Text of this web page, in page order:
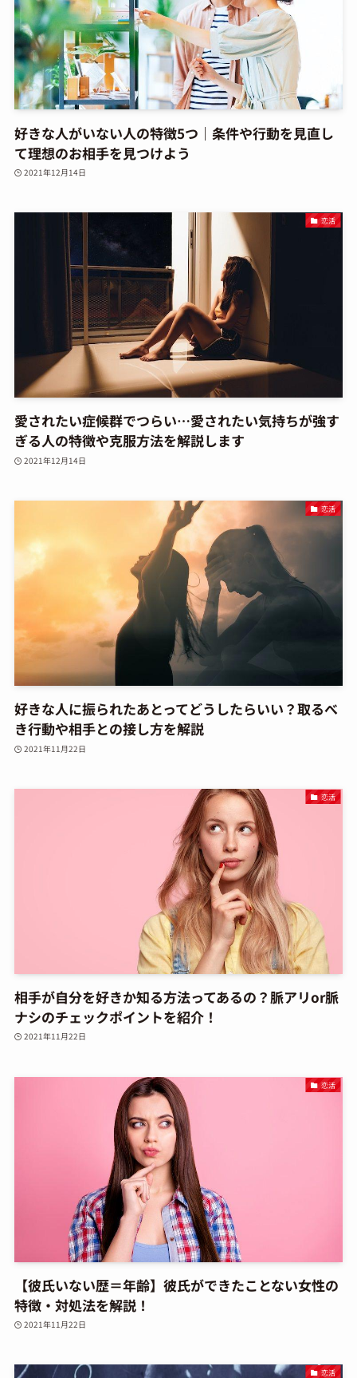
好きな人がいない人の特徴5つ｜条件や行動を見直し
て理想のお相手を見つけよう
2021年12月14日
恋活
愛されたい症候群でつらい…愛されたい気持ちが強す
ぎる人の特徴や克服方法を解説します
2021年12月14日
恋活
好きな人に振られたあとってどうしたらいい？取るべ
き行動や相手との接し方を解説
2021年11月22日
恋活
相手が自分を好きか知る方法ってあるの？脈アリor脈
ナシのチェックポイントを紹介！
2021年11月22日
恋活
【彼氏いない歴＝年齢】彼氏ができたことない女性の
特徴・対処法を解説！
2021年11月22日
恋活